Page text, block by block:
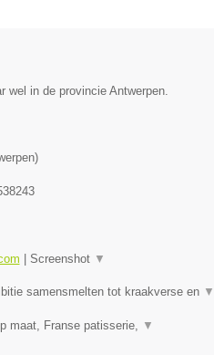
wel in de provincie Antwerpen.
)
Screenshot ▼
samensmelten tot kraakverse en ▼
maat, Franse patisserie, ▼